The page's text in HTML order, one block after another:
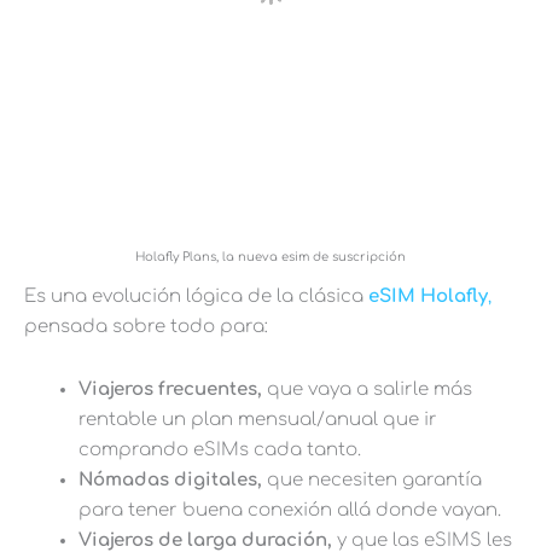
Holafly Plans, la nueva esim de suscripción
Es una evolución lógica de la clásica eSIM Holafly,
pensada sobre todo para:
Viajeros frecuentes, que vaya a salirle más
rentable un plan mensual/anual que ir
comprando eSIMs cada tanto.
Nómadas digitales, que necesiten garantía
para tener buena conexión allá donde vayan.
Viajeros de larga duración, y que las eSIMS les